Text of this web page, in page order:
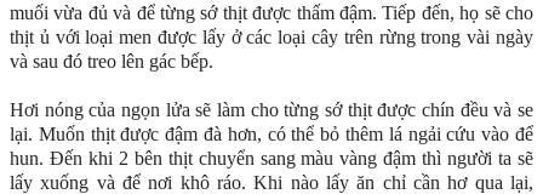
muối vừa đủ và để từng sớ thịt được thấm đậm. Tiếp đến, họ sẽ cho
thịt ủ với loại men được lấy ở các loại cây trên rừng trong vài ngày
và sau đó treo lên gác bếp.
Hơi nóng của ngọn lửa sẽ làm cho từng sớ thịt được chín đều và se
lại. Muốn thịt được đậm đà hơn, có thể bỏ thêm lá ngải cứu vào để
hun. Đến khi 2 bên thịt chuyển sang màu vàng đậm thì người ta sẽ
lấy xuống và để nơi khô ráo. Khi nào lấy ăn chỉ cần hơ qua lại,